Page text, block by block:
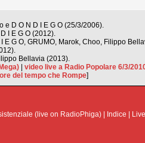
e D O N D I E G O (25/3/2006).
I E G O (2012).
E G O, GRUMO, Marok, Choo, Filippo
Bellavia (2013).
| video live a Radio Popolare 6/3/
del tempo che Rompe]
(live on RadioPhiga)| Indice